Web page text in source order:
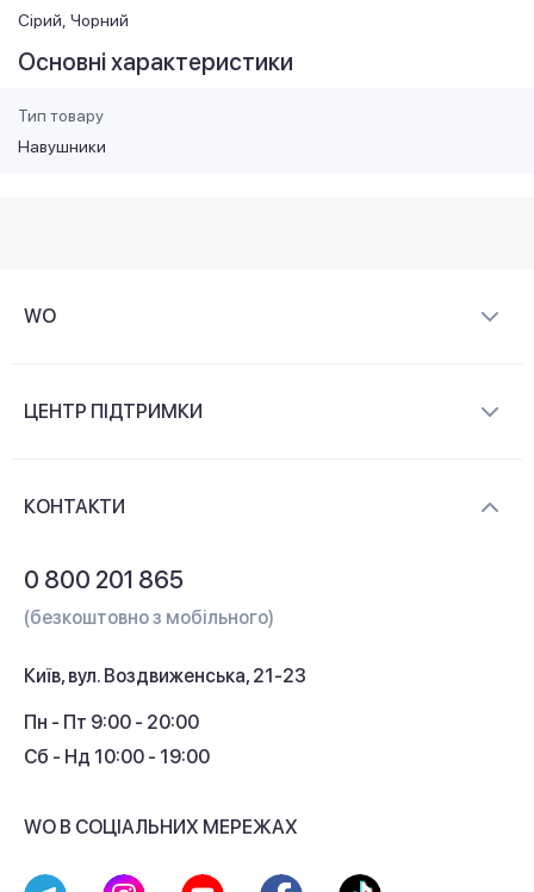
Сірий Чорний
Основні характеристики
Тип товару
Навушники
WO
Контакти
ЦЕНТР ПІДТРИМКИ
Кешбек
КОНТАКТИ
0 800 201 865
(безкоштовно з мобільного)
Київ, вул. Воздвиженська, 21-23
Пн - Пт 9:00 - 20:00
Сб - Нд 10:00 - 19:00
WO В СОЦІАЛЬНИХ МЕРЕЖАХ